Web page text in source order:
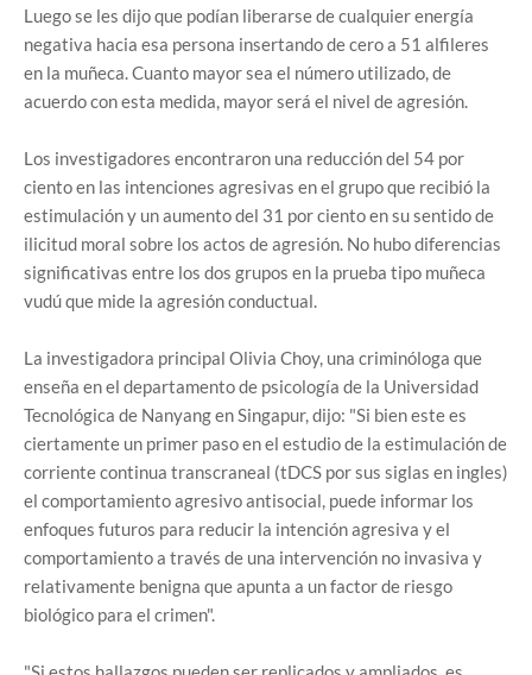
Luego se les dijo que podían liberarse de cualquier energía
negativa hacia esa persona insertando de cero a 51 alfileres
en la muñeca. Cuanto mayor sea el número utilizado, de
acuerdo con esta medida, mayor será el nivel de agresión.
Los investigadores encontraron una reducción del 54 por
ciento en las intenciones agresivas en el grupo que recibió la
estimulación y un aumento del 31 por ciento en su sentido de
ilicitud moral sobre los actos de agresión. No hubo diferencias
significativas entre los dos grupos en la prueba tipo muñeca
vudú que mide la agresión conductual.
La investigadora principal Olivia Choy, una criminóloga que
enseña en el departamento de psicología de la Universidad
Tecnológica de Nanyang en Singapur, dijo: "Si bien este es
ciertamente un primer paso en el estudio de la estimulación de
corriente continua transcraneal (tDCS por sus siglas en ingles)
el comportamiento agresivo antisocial, puede informar los
enfoques futuros para reducir la intención agresiva y el
comportamiento a través de una intervención no invasiva y
relativamente benigna que apunta a un factor de riesgo
biológico para el crimen".